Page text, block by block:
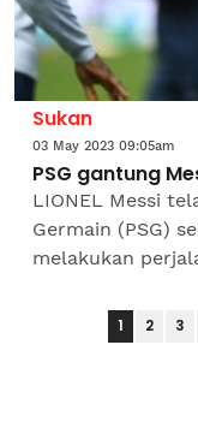
Sukan
03 May 2023 09:05am
PSG gantung
LIONEL Messi
Germain (PSG)
melakukan
Messi dilaporkan
1 2 3